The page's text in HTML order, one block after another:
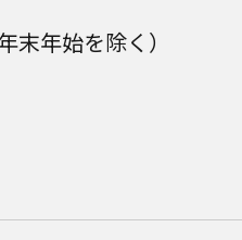
末年始を除く）